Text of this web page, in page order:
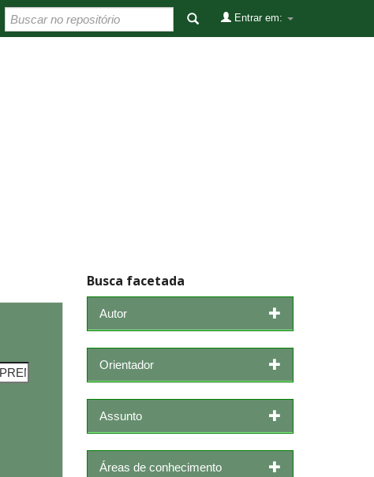
Entrar em:
Busca facetada
Autor
Orientador
Assunto
Áreas de conhecimento